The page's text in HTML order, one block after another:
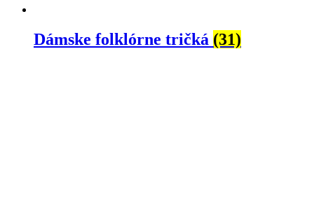
Dámske folklórne tričká (31)